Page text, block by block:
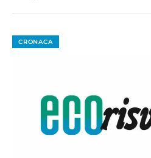
CRONACA